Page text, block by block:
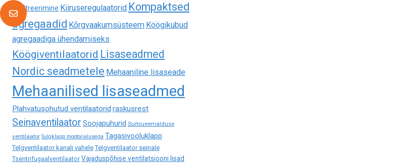
ja filtreerimine Kiiruseregulaatorid Kompaktsed
agregaadid Kõrgvaakumsüsteem Köögikubud
agregaadiga ühendamiseks
Köögiventilaatorid Lisaseadmed
Nordic seadmetele Mehaaniline lisaseade
Mehaanilised lisaseadmed
Plahvatusohutud ventilaatorid raskusrest
Seinaventilaator Soojapuhurid Suitsueemalduse
ventilaator Sulgklapp mootorialusega Tagasivooluklapp
Telgventilaator kanali vahele Telgventilaator seinale
Tsentrifugaalventilaator Vajaduspõhise ventilatsiooni lisad